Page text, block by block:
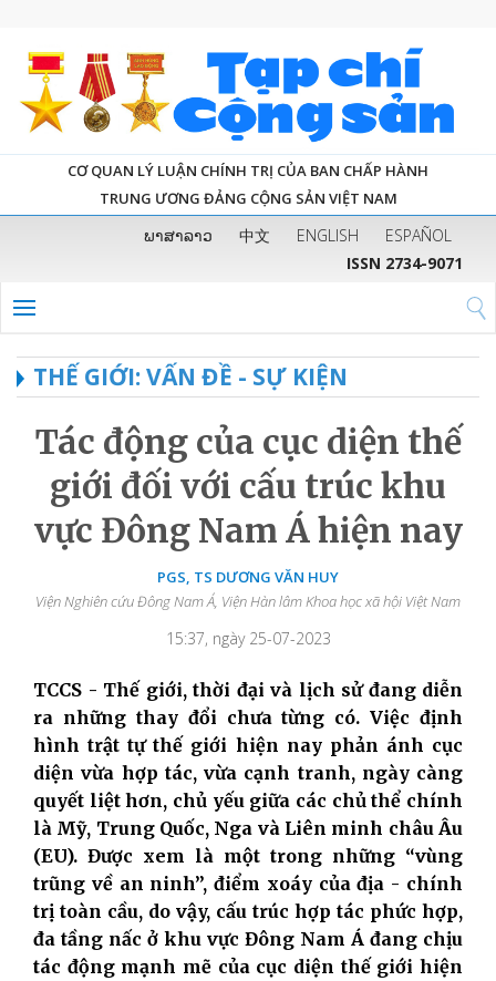
CƠ QUAN LÝ LUẬN CHÍNH TRỊ CỦA BAN CHẤP HÀNH
TRUNG ƯƠNG ĐẢNG CỘNG SẢN VIỆT NAM
ພາສາລາວ 中文 ENGLISH
ESPAÑOL
ISSN 2734-9071
THẾ GIỚI: VẤN ĐỀ - SỰ KIỆN
Tác động của cục diện thế
giới đối với cấu trúc khu
vực Đông Nam Á hiện nay
PGS, TS DƯƠNG VĂN HUY
Viện Nghiên cứu Đông Nam Á, Viện Hàn lâm Khoa học xã hội Việt Nam
15:37, ngày 25-07-2023
TCCS - Thế giới, thời đại và lịch sử đang diễn
ra những thay đổi chưa từng có. Việc định
hình trật tự thế giới hiện nay phản ánh cục
diện vừa hợp tác, vừa cạnh tranh, ngày càng
quyết liệt hơn, chủ yếu giữa các chủ thể chính
là Mỹ, Trung Quốc, Nga và Liên minh châu Âu
(EU). Được xem là một trong những “vùng
trũng về an ninh”, điểm xoáy của địa - chính
trị toàn cầu, do vậy, cấu trúc hợp tác phức hợp,
đa tầng nấc ở khu vực Đông Nam Á đang chịu
tác động mạnh mẽ của cục diện thế giới hiện